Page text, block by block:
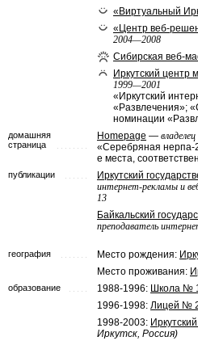
«Виртуальный
«Центр веб-
2004—2008
Сибирская веб-
Иркутский центр
1999—2001
«Иркутский
«Развлечения»;
номинации
домашняя
страница
Homepage — владелец
«Серебряная нерпа-
е места,
публикации Иркутский
интернет-рекламы и
13
Байкальский
преподаватель
география Место рождения:
Место проживания:
образование 1988-1996: Школа №
1996-1998: Лицей №
1998-2003:
Иркутск, Россия)